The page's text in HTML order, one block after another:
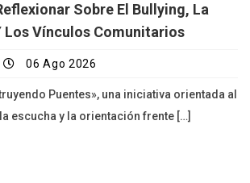
Sobre El Bullying, La
Los Vínculos Comunitarios
06 Ago 2026
Puentes», una iniciativa orientada al
escucha y la orientación frente […]